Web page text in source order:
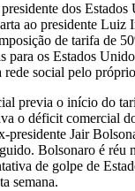
dos Estados
ao presidente Luiz
de tarifa de
para os Estados
social pelo
previa o início do
o déficit comercial
presidente Jair
Bolsonaro é réu
de golpe de
semana.